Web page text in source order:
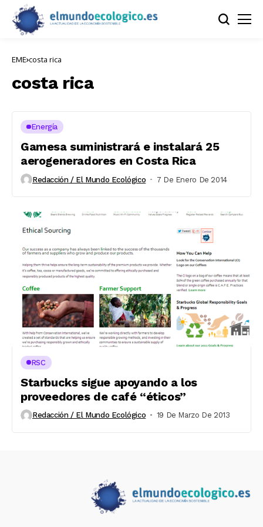
EME costa rica
costa rica
Energía
Gamesa suministrará e instalará 25
aerogeneradores en Costa Rica
Redacción / El Mundo Ecológico 7 De Enero De 2014
RSC
Starbucks sigue apoyando a los
proveedores de café “éticos”
Redacción / El Mundo Ecológico 19 De Marzo De 2013